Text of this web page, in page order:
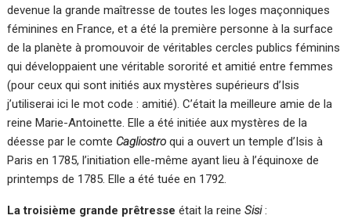
devenue la grande maîtresse de toutes les loges maçonniques
féminines en France, et a été la première personne à la surface
de la planète à promouvoir de véritables cercles publics féminins
qui développaient une véritable sororité et amitié entre femmes
(pour ceux qui sont initiés aux mystères supérieurs d’Isis
j’utiliserai ici le mot code : amitié). C’était la meilleure amie de la
reine Marie-Antoinette. Elle a été initiée aux mystères de la
déesse par le comte Cagliostroqui a ouvert un temple d’Isis à
Paris en 1785, l’initiation elle-même ayant lieu à l’équinoxe de
printemps de 1785. Elle a été tuée en 1792.
La troisième grande prêtresse était la reineSisi: